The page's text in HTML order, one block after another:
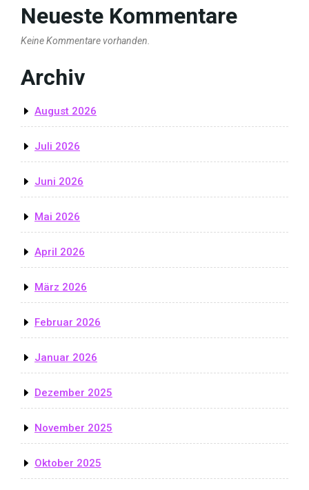
Neueste Kommentare
Keine Kommentare vorhanden.
Archiv
August 2026
Juli 2026
Juni 2026
Mai 2026
April 2026
März 2026
Februar 2026
Januar 2026
Dezember 2025
November 2025
Oktober 2025